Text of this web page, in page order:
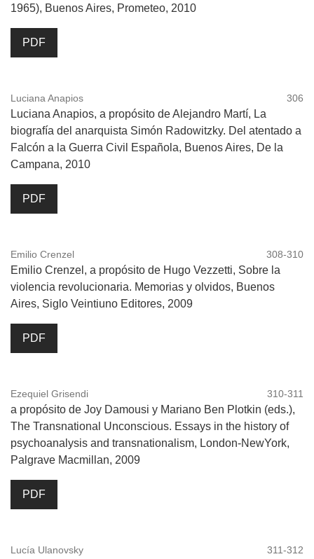
1965), Buenos Aires, Prometeo, 2010
PDF
Luciana Anapios 306
Luciana Anapios, a propósito de Alejandro Martí, La
biografía del anarquista Simón Radowitzky. Del atentado a
Falcón a la Guerra Civil Española, Buenos Aires, De la
Campana, 2010
PDF
Emilio Crenzel 308-310
Emilio Crenzel, a propósito de Hugo Vezzetti, Sobre la
violencia revolucionaria. Memorias y olvidos, Buenos
Aires, Siglo Veintiuno Editores, 2009
PDF
Ezequiel Grisendi 310-311
a propósito de Joy Damousi y Mariano Ben Plotkin (eds.),
The Transnational Unconscious. Essays in the history of
psychoanalysis and transnationalism, London-NewYork,
Palgrave Macmillan, 2009
PDF
Lucía Ulanovsky 311-312